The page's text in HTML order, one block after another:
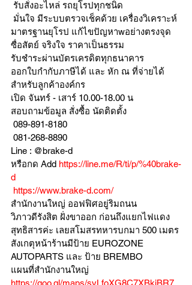
รับสั่งอะไหล่ รถยุโรปทุกชนิด
มาตรฐานยุโรป แก้ไขปัญหาwอย่างตรงจุด
ซื่อสัตย์ จริงใจ ราคาเป็นธรรม
รับชำระผ่านบัตรเครดิตทุกธนาคาร
ออกใบกำกับภาษีได้ และ หัก ณ ที่จ่ายได้
สำหรับลูกค้าองค์กร
เปิด จันทร์ - เสาร์ 10.00-18.00 น
สอบถามข้อมูล สั่งซื้อ นัดติดตั้ง
089-891-8180
081-268-8890
Line : @brake-d
หรือกด Add https://line.me/R/ti/p/%40brake-
d
https://www.brake-d.com/
สำนักงานใหญ่ ออฟฟิศอยู่ริมถนน
วิภาวดีรังสิต ฝั่งขาออก ก่อนถึงแยกไฟแดง
สุทธิสารค่ะ เลยสโมสรทหารบกมา 500 เมตร
สังเกตุหน้าร้านมีป้าย EUROZONE
AUTOPARTS และ ป้าย BREMBO
แผนที่สำนักงานใหญ่
https://goo.gl/maps/syLfoXG8C7XBkiBR7